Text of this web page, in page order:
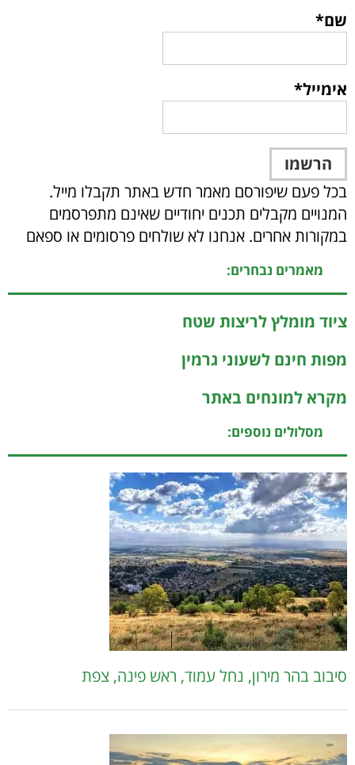
שם*
אימייל*
בכל פעם שיפורסם מאמר חדש באתר תקבלו מייל.
המנויים מקבלים תכנים יחודיים שאינם מתפרסמים
במקורות אחרים. אנחנו לא שולחים פרסומים או ספאם
מאמרים נבחרים:
ציוד מומלץ לריצות שטח
מפות חינם לשעוני גרמין
מקרא למונחים באתר
מסלולים נוספים:
סיבוב בהר מירון, נחל עמוד, ראש פינה, צפת